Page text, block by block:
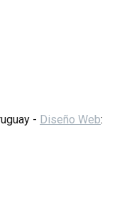
- Diseño Web: